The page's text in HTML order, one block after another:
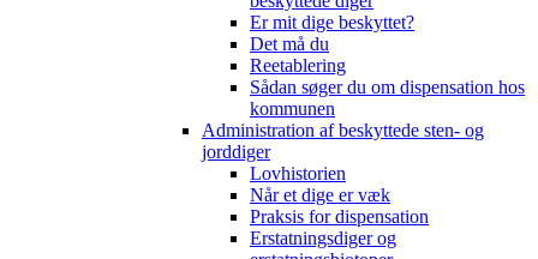
Er mit dige beskyttet?
Det må du
Reetablering
Sådan søger du om dispensation hos
kommunen
Administration af beskyttede sten- og
jorddiger
Lovhistorien
Når et dige er væk
Praksis for dispensation
Erstatningsdiger og